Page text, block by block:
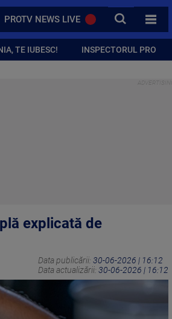
PROTV NEWS LIVE CAUTA
TE IUBESC! INSPECTORUL PRO
explicată de
Data publicării: 30-06-2026 | 16:12
Data actualizării: 30-06-2026 | 16:12